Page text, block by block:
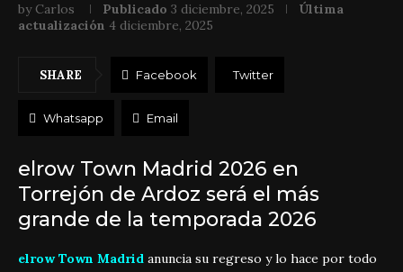
by Carlos Publicado 3 diciembre, 2025
Última
actualización 4 diciembre, 2025
SHARE Facebook Twitter
Whatsapp Email
elrow Town Madrid 2026 en
Torrejón de Ardoz será el más
grande de la temporada 2026
elrow Town Madrid anuncia su regreso y lo hace por todo